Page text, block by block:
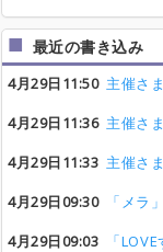
最近の書き込み
4月29日11:50 主催さ
4月29日11:36 主催さ
4月29日11:33 主催さ
4月29日09:30
「メラ」
4月29日09:03
「